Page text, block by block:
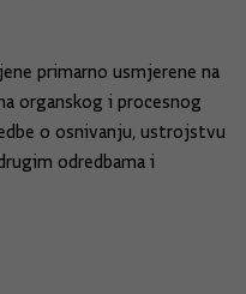
primarno usmjerene na
organskog i procesnog
o osnivanju, ustrojstvu
odredbama i